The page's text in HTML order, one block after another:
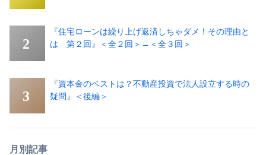
『住宅ローンは繰り上げ返済しちゃダメ！その理由と
は 第２回』＜全２回＞→＜全３回＞
『資本金のベストは？不動産投資で法人設立する時の
疑問』＜後編＞
月別記事